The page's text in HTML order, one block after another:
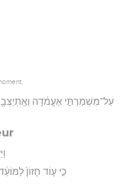
עַל־מִשְׁמַרְתִּ֣י אֶעֱמֹ֔דָה
כִּ֣י ע֤וֹד חָזוֹן֙